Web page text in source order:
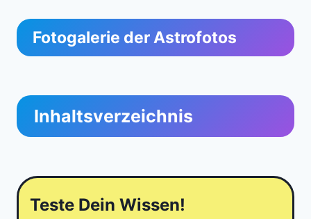
Fotogalerie der Astrofotos
Inhaltsverzeichnis
Teste Dein Wissen!